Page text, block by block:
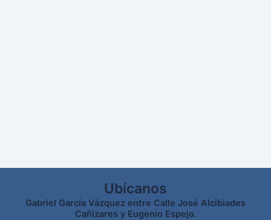
Ubícanos
Gabriel García Vázquez entre Calle José Alcibiades
Cañizares y Eugenio Espejo.